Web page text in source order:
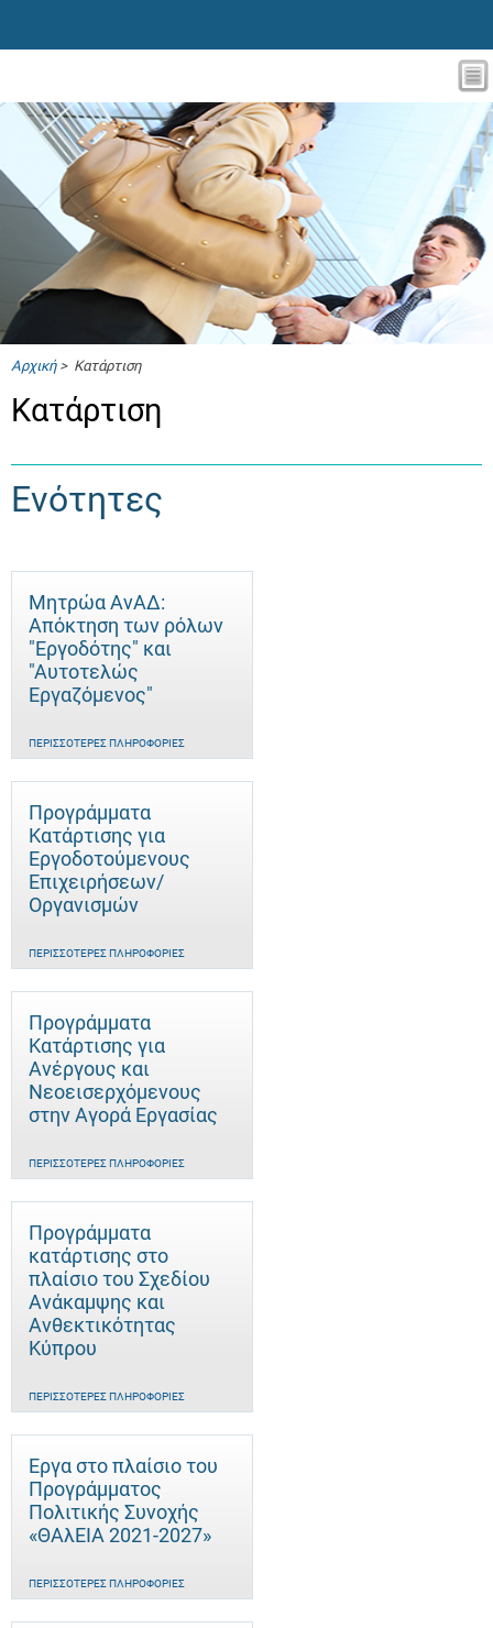
Αρχική> Κατάρτιση
Κατάρτιση
Ενότητες
Μητρώα ΑνΑΔ:
Απόκτηση των ρόλων
"Εργοδότης" και
"Αυτοτελώς
Eργαζόμενος"
ΠΕΡΙΣΣΌΤΕΡΕΣ ΠΛΗΡΟΦΟΡΊΕΣ
Προγράμματα
Κατάρτισης για
Εργοδοτούμενους
Επιχειρήσεων/
Οργανισμών
ΠΕΡΙΣΣΌΤΕΡΕΣ ΠΛΗΡΟΦΟΡΊΕΣ
Προγράμματα
Κατάρτισης για
Ανέργους και
Νεοεισερχόμενους
στην Αγορά Εργασίας
ΠΕΡΙΣΣΌΤΕΡΕΣ ΠΛΗΡΟΦΟΡΊΕΣ
Προγράμματα
κατάρτισης στο
πλαίσιο του Σχεδίου
Ανάκαμψης και
Ανθεκτικότητας
Κύπρου
ΠΕΡΙΣΣΌΤΕΡΕΣ ΠΛΗΡΟΦΟΡΊΕΣ
Έργα στο πλαίσιο του
Προγράμματος
Πολιτικής Συνοχής
«ΘΑλΕΙΑ 2021-2027»
ΠΕΡΙΣΣΌΤΕΡΕΣ ΠΛΗΡΟΦΟΡΊΕΣ